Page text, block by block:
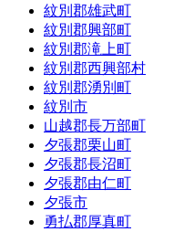
紋別郡雄武町
紋別郡興部町
紋別郡滝上町
紋別郡西興部村
紋別郡湧別町
紋別市
山越郡長万部町
夕張郡栗山町
夕張郡長沼町
夕張郡由仁町
夕張市
勇払郡厚真町